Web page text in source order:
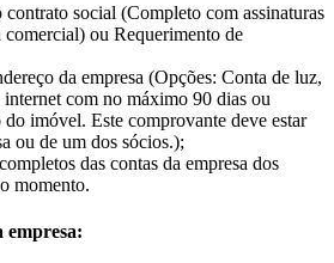
social (Completo com assinaturas
comercial) ou Requerimento de
da empresa (Opções: Conta de luz,
internet com no máximo 90 dias ou
imóvel. Este comprovante deve estar
ou de um dos sócios.);
das contas da empresa dos
momento.
empresa: